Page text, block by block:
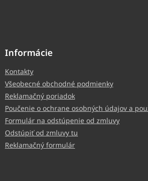
Informácie
Kontakty
Všeobecné obchodné podmienky
Reklamačný poriadok
Poučenie o ochrane osobných údajov a
Formulár na odstúpenie od zmluvy
Odstúpiť od zmluvy tu
Reklamačný formulár